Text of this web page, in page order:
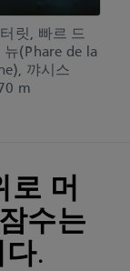
릿, 빠르 드
뉴(Phare de la
꺄시스
m
로 머
수는
.